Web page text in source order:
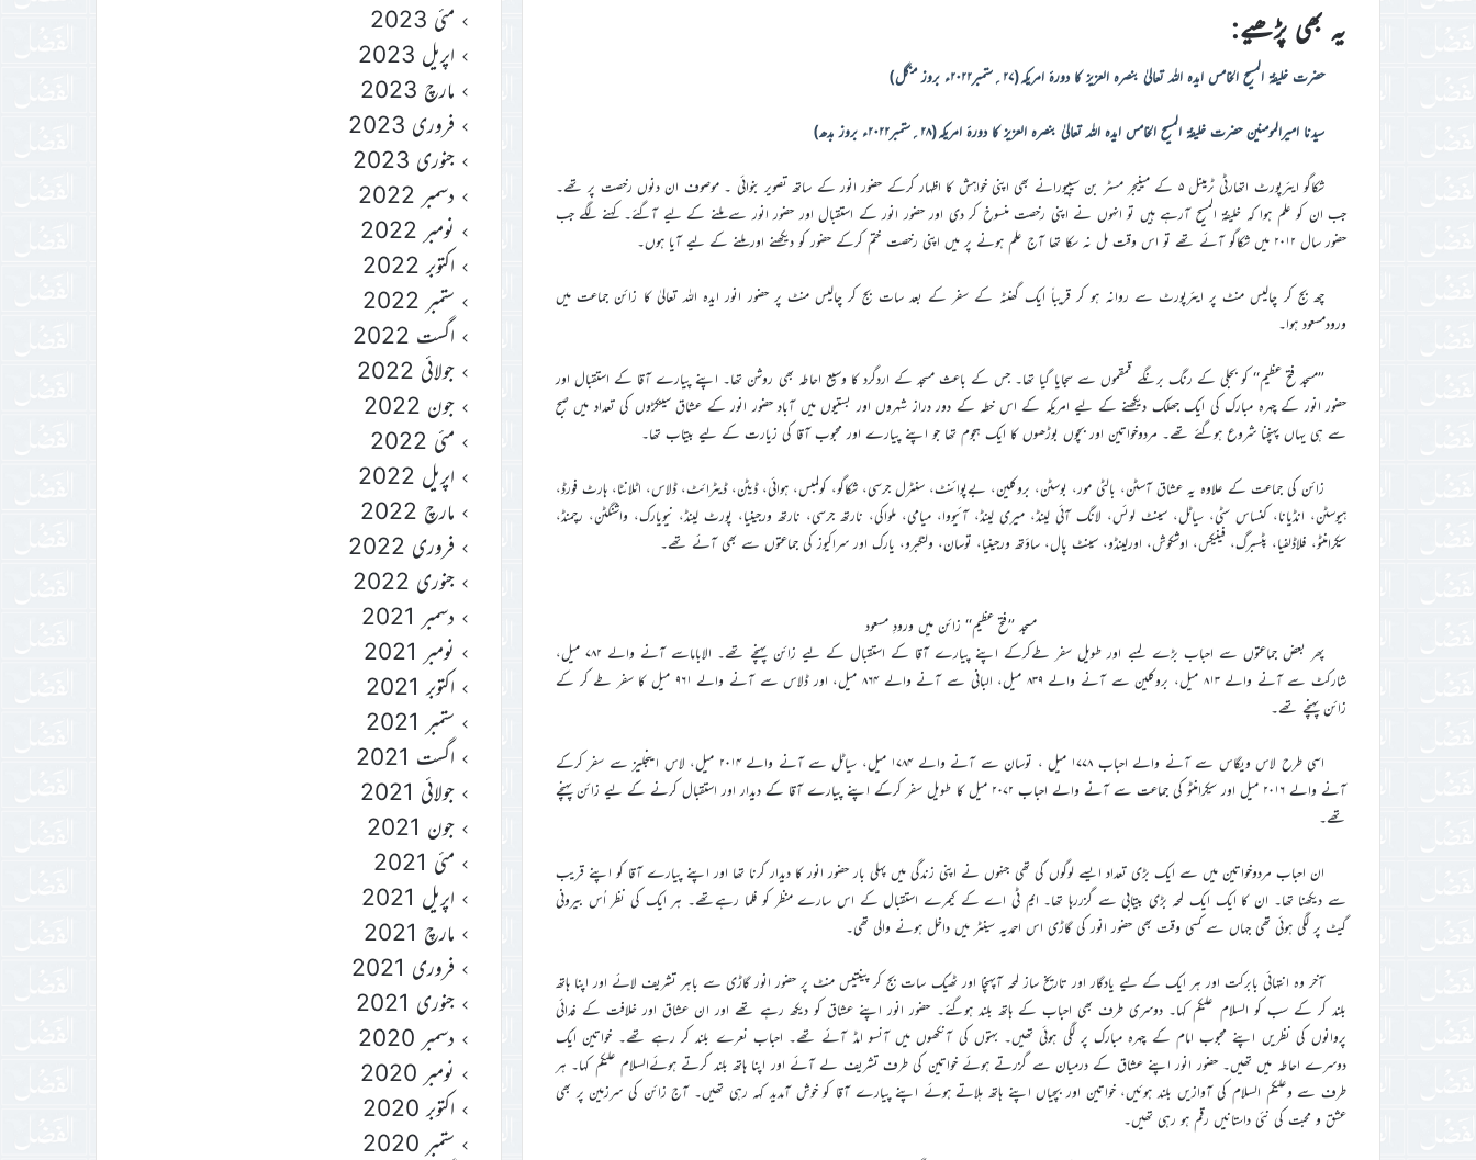
یہ بھی پڑھیے:
حضرت خلیفۃ المسیح الخامس ایدہ اللہ تعالیٰ بنصرہ العزیز کا دورۂ امریکہ(۲۷؍ستمبر۲۰۲۲ء بروز منگل)
سیدنا امیرالمومنین حضرت خلیفۃ المسیح الخامس ایدہ اللہ تعالیٰ بنصرہ العزیز کا دورۂ امریکہ(۲۸؍ستمبر۲۰۲۲ء بروز بدھ)
شکاگو ایئرپورٹ اتھارٹی ٹرمینل ۵ کے مینیجر مسٹر بن سیپیورانے بھی اپنی خواہش کا اظہار کرکے حضور انور کے ساتھ تصویر بنوائی ۔ موصوف ان دنوں رخصت پر تھے۔
جب ان کو علم ہوا کہ خلیفۃ المسیح آرہے ہیں تو انہوں نے اپنی رخصت منسوخ کر دی اور حضور انور کے استقبال اور حضور انور سے ملنے کے لیے آگئے۔ کہنے لگے جب
حضور سال ۲۰۱۲ میں شکاگو آئے تھے تو اس وقت مل نہ سکا تھا آج علم ہونے پر میں اپنی رخصت ختم کرکے حضور کو دیکھنے اور ملنے کے لیے آیا ہوں۔
چھ بج کر چالیس منٹ پر ایئرپورٹ سے روانہ ہو کر قریباً ایک گھنٹہ کے سفر کے بعد سات بج کر چالیس منٹ پر حضور انور ایدہ اللہ تعالیٰ کا زائن جماعت میں
ورودمسعود ہوا۔
’’مسجد فتح عظیم‘‘ کو بجلی کے رنگ برنگے قمقموں سے سجایا گیا تھا۔ جس کے باعث مسجد کے اردگرد کا وسیع احاطہ بھی روشن تھا۔ اپنے پیارے آقا کے استقبال اور
حضور انور کے چہرہ مبارک کی ایک جھلک دیکھنے کے لیے امریکہ کے اس خطہ کے دور دراز شہروں اور بستیوں میں آباد حضور انور کے عشاق سینکڑوں کی تعداد میں صبح
سے ہی یہاں پہنچنا شروع ہوگئے تھے۔ مردوخواتین اور بچوں بوڑھوں کا ایک ہجوم تھا جو اپنے پیارے اور محبوب آقا کی زیارت کے لیے بیتاب تھا۔
زائن کی جماعت کے علاوہ یہ عشاق آسٹن، بالٹی مور، بوسٹن، بروکلین، بےپوائنٹ، سنٹرل جرسی، شکاگو، کولمبس، ہوائی، ڈیٹن، ڈیٹرائٹ، ڈلاس، اٹلانٹا، ہارٹ فورڈ،
ہیوسٹن، انڈیانا، کنساس سٹی، سیاٹل، سینٹ لوئس، لانگ آئی لینڈ، میری لینڈ، آئیووا، میامی، ملواکی، نارتھ جرسی، نارتھ ورجینیا، پورٹ لینڈ، نیویارک، واشنگٹن، رچمنڈ،
سیکرامنٹو، فلاڈلفیا، پٹسبرگ، فینیکس، اوشکوش، اورلینڈو، سینٹ پال، ساؤتھ ورجینیا، توسان، ولنگبرو، یارک اور سراکیوز کی جماعتوں سے بھی آئے تھے۔
مسجد ’’فتح عظیم‘‘ زائن میں ورودِ مسعود
پھر بعض جماعتوں سے احباب بڑے لمبے اور طویل سفر طےکرکے اپنے پیارے آقا کے استقبال کے لیے زائن پہنچے تھے۔ الاباماسے آنے والے ۷۸۲ میل،
شارکٹ سے آنے والے ۸۱۳ میل، بروکلین سے آنے والے ۸۳۹ میل، البانی سے آنے والے ۸۶۴ میل، اور ڈلاس سے آنے والے ۹۶۱ میل کا سفر طے کر کے
زائن پہنچے تھے۔
اسی طرح لاس ویگاس سے آنے والے احباب ۱۷۷۸ میل ، توسان سے آنے والے ۱۷۸۴ میل، سیاٹل سے آنے والے ۲۰۱۴ میل، لاس اینجلیز سے سفر کرکے
آنے والے ۲۰۱۶ میل اور سیکرامنٹو کی جماعت سے آنے والے احباب ۲۰۷۲ میل کا طویل سفر کرکے اپنے پیارے آقا کے دیدار اور استقبال کرنے کے لیے زائن پہنچے
تھے۔
ان احباب مردوخواتین میں سے ایک بڑی تعداد ایسے لوگوں کی تھی جنہوں نے اپنی زندگی میں پہلی بار حضور انور کا دیدار کرنا تھا اور اپنے پیارے آقا کو اپنے قریب
سے دیکھنا تھا۔ ان کا ایک ایک لمحہ بڑی بیتابی سے گزررہا تھا۔ ایم ٹی اے کے کیمرے استقبال کے اس سارے منظر کو فلما رہےتھے۔ ہر ایک کی نظر اُس بیرونی
گیٹ پر لگی ہوئی تھی جہاں سے کسی وقت بھی حضور انور کی گاڑی اس احمدیہ سینٹر میں داخل ہونے والی تھی۔
آخر وہ انتہائی بابرکت اور ہر ایک کے لیے یادگار اور تاریخ ساز لمحہ آپہنچا اور ٹھیک سات بج کر پینتیس منٹ پر حضور انور گاڑی سے باہر تشریف لائے اور اپنا ہاتھ
بلند کر کے سب کو السلام علیکم کہا۔ دوسری طرف بھی احباب کے ہاتھ بلند ہوگئے۔ حضور انور اپنے عشاق کو دیکھ رہے تھے اور ان عشاق اور خلافت کے فدائی
پروانوں کی نظریں اپنے محبوب امام کے چہرہ مبارک پر لگی ہوئی تھیں۔ بہتوں کی آنکھوں میں آنسو امڈ آئے تھے۔ احباب نعرے بلند کر رہے تھے۔ خواتین ایک
دوسرے احاطہ میں تھیں۔ حضور انور اپنے عشاق کے درمیان سے گزرتے ہوئے خواتین کی طرف تشریف لے آئے اور اپنا ہاتھ بلند کرتے ہوئےالسلام علیکم کہا۔ ہر
طرف سے وعلیکم السلام کی آوازیں بلند ہوئیں، خواتین اور بچیاں اپنے ہاتھ ہلاتے ہوئے اپنے پیارے آقا کو خوش آمدید کہہ رہی تھیں۔ آج زائن کی سرزمین پر بھی
عشق و محبت کی نئی داستانیں رقم ہو رہی تھیں۔
مئی 2023
اپریل 2023
مارچ 2023
فروری 2023
جنوری 2023
دسمبر 2022
نومبر 2022
اکتوبر 2022
ستمبر 2022
اگست 2022
جولائی 2022
جون 2022
مئی 2022
اپریل 2022
مارچ 2022
فروری 2022
جنوری 2022
دسمبر 2021
نومبر 2021
اکتوبر 2021
ستمبر 2021
اگست 2021
جولائی 2021
جون 2021
مئی 2021
اپریل 2021
مارچ 2021
فروری 2021
جنوری 2021
دسمبر 2020
نومبر 2020
اکتوبر 2020
ستمبر 2020